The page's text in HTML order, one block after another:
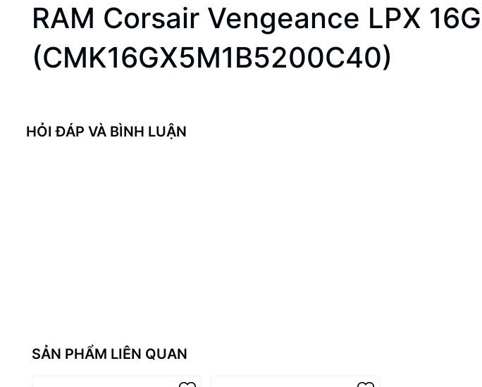
RAM Corsair Vengeance LPX
(CMK16GX5M1B5200C40)
HỎI ĐÁP VÀ BÌNH LUẬN
SẢN PHẨM LIÊN QUAN